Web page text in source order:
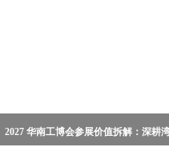
2027 华南工博会参展价值拆解：深耕